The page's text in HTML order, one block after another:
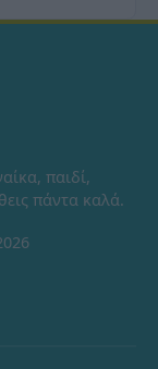
παιδί,
πάντα καλά.